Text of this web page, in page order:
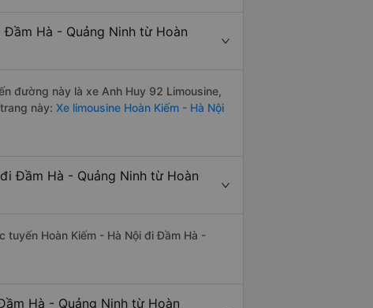
Hà - Quảng Ninh từ Hoàn
đường này là xe Anh Huy 92 Limousine,
này: Xe limousine Hoàn Kiếm - Hà Nội
Đầm Hà - Quảng Ninh từ Hoàn
tuyến Hoàn Kiếm - Hà Nội đi Đầm Hà -
Hà - Quảng Ninh từ Hoàn